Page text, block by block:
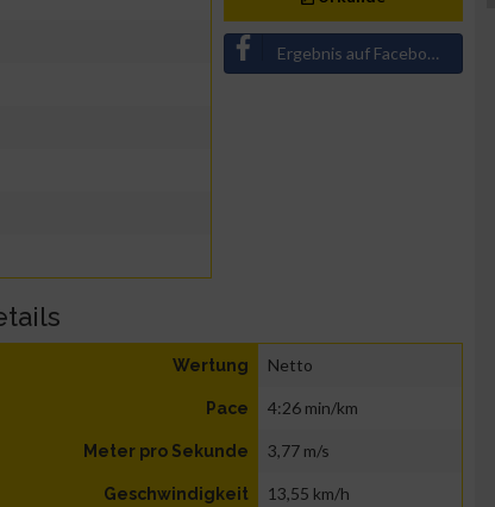
Ergebnis auf Facebook teilen
Wertung Netto
Pace 4:26 min/km
Meter pro Sekunde 3,77 m/s
Geschwindigkeit 13,55 km/h